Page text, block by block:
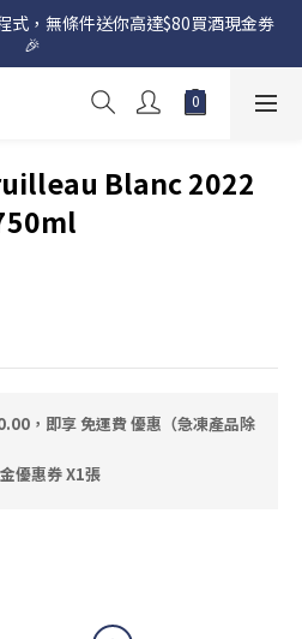
即享免費送貨服務📦
式，無條件送你高達$80買酒現金劵
🎉
即享免費送貨服務📦
Blanc 2022
，即享 免運費 優惠（急凍產品除
優惠券 X1張